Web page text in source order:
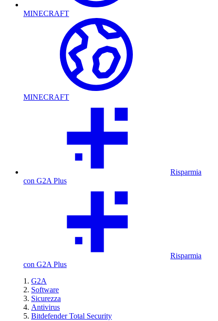
MINECRAFT
MINECRAFT
Risparmia
con G2A Plus
Risparmia
con G2A Plus
G2A
Software
Sicurezza
Antivirus
Bitdefender Total Security